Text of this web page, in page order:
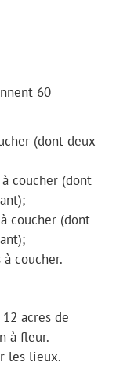
60
(dont deux
coucher (dont
coucher (dont
coucher.
acres de
à fleur.
les lieux.